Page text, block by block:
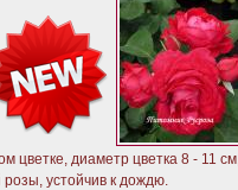
цветке, диаметр цветка 8 - 11 см,
устойчив к дождю.